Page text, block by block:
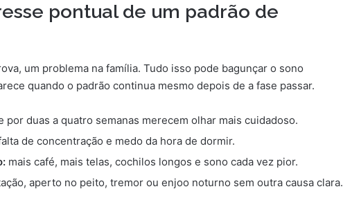
pontual de um padrão de
um problema na família. Tudo isso pode bagunçar o sono
quando o padrão continua mesmo depois de a fase passar.
por duas a quatro semanas merecem olhar mais cuidadoso.
de concentração e medo da hora de dormir.
mais café, mais telas, cochilos longos e sono cada vez pior.
aperto no peito, tremor ou enjoo noturno sem outra causa clara.